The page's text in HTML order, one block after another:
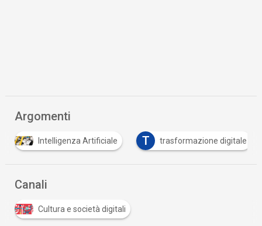
Argomenti
Intelligenza Artificiale T trasformazione digitale
Canali
Cultura e società digitali